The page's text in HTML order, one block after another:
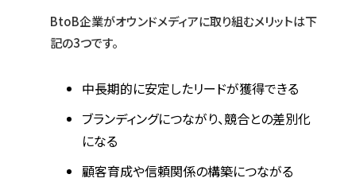
BtoB企業がオウンドメディアに取り組むメリットは下
記の3つです。
中長期的に安定したリードが獲得できる
ブランディングにつながり、競合との差別化
になる
顧客育成や信頼関係の構築につながる